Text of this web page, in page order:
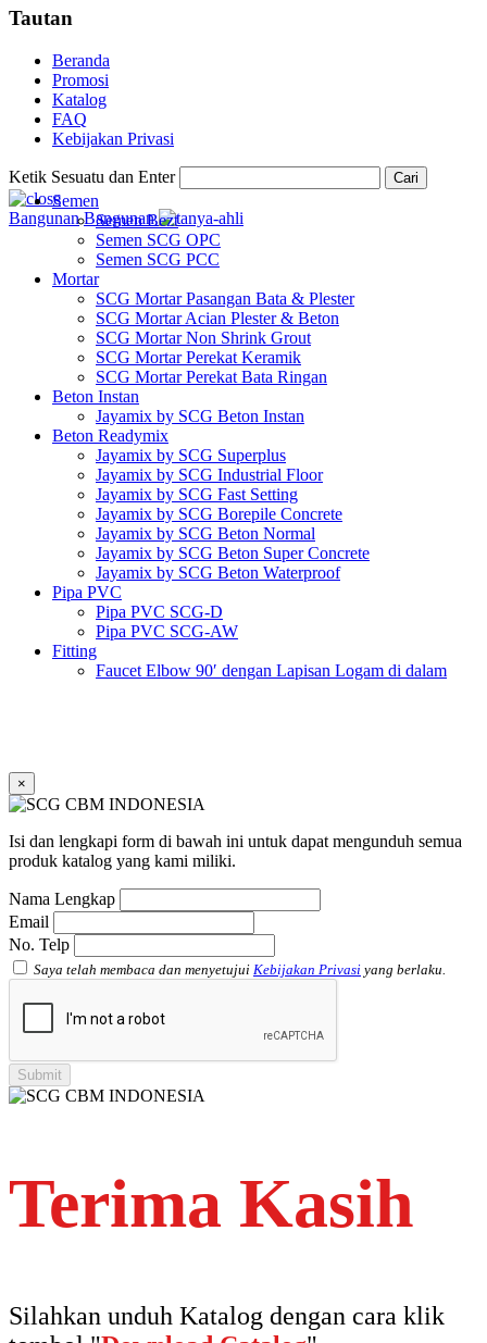
Tautan
Beranda
Promosi
Katalog
FAQ
Kebijakan Privasi
Ketik Sesuatu dan Enter Cari
Bangunan Bangunan
Semen
Semen Bezt
Semen SCG OPC
Semen SCG PCC
Mortar
SCG Mortar Pasangan Bata & Plester
SCG Mortar Acian Plester & Beton
SCG Mortar Non Shrink Grout
SCG Mortar Perekat Keramik
SCG Mortar Perekat Bata Ringan
Beton Instan
Jayamix by SCG Beton Instan
Beton Readymix
Jayamix by SCG Superplus
Jayamix by SCG Industrial Floor
Jayamix by SCG Fast Setting
Jayamix by SCG Borepile Concrete
Jayamix by SCG Beton Normal
Jayamix by SCG Beton Super Concrete
Jayamix by SCG Beton Waterproof
Pipa PVC
Pipa PVC SCG-D
Pipa PVC SCG-AW
Fitting
Faucet Elbow 90′ dengan Lapisan Logam di dalam
Plug SCG AW
Atap Akrilik Shinkolite Shade
Atap Akrilik Shinkolite Heat Cut
×
Isi dan lengkapi form di bawah ini untuk dapat mengunduh semua
produk katalog yang kami miliki.
Nama Lengkap
Email
No. Telp
Saya telah membaca dan menyetujui Kebijakan Privasi yang berlaku.
Terima Kasih
Silahkan unduh Katalog dengan cara klik